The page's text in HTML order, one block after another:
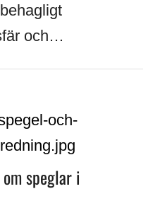
och…
speglar i